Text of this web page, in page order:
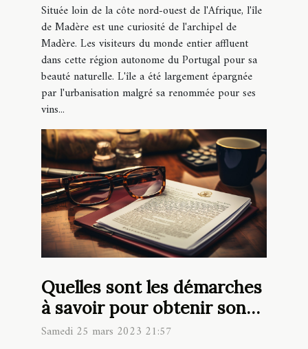
Située loin de la côte nord-ouest de l'Afrique, l'île
de Madère est une curiosité de l'archipel de
Madère. Les visiteurs du monde entier affluent
dans cette région autonome du Portugal pour sa
beauté naturelle. L'île a été largement épargnée
par l'urbanisation malgré sa renommée pour ses
vins...
Quelles sont les démarches
à savoir pour obtenir son
visa ?
Samedi 25 mars 2023 21:57